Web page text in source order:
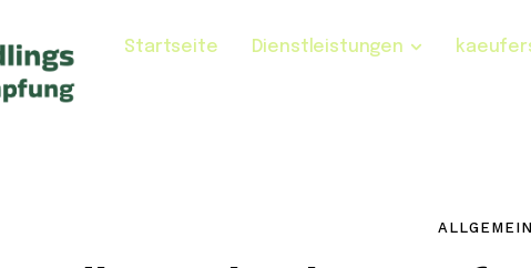
Startseite Dienstleistungen
ALLGEMEIN